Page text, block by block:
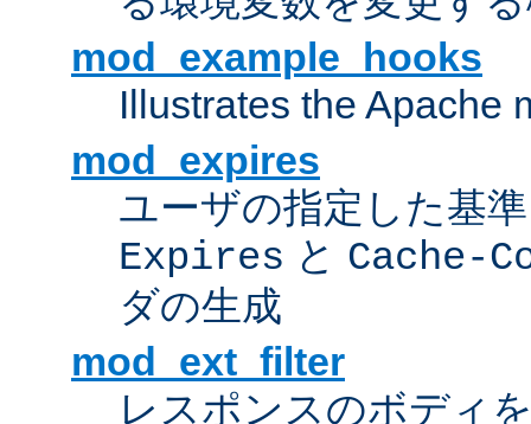
mod_example_hooks
Illustrates the Apache
mod_expires
ユーザの指定した基
Expires と Cache-
ダの生成
mod_ext_filter
レスポンスのボディ